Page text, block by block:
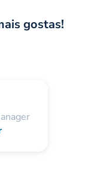
gostas!